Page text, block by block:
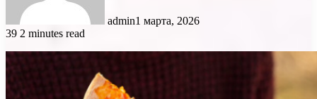
admin1 марта, 2026
39 2 minutes read